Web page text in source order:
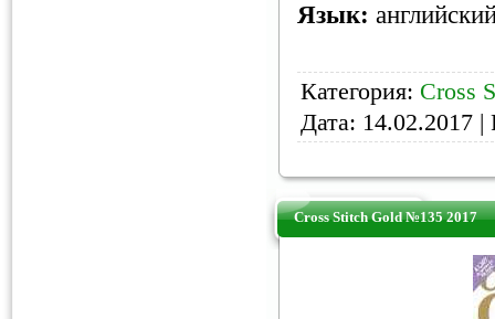
Язык:
Категория: Cross
Дата: 14.02.2017 |
Cross Stitch Gold №135 2017